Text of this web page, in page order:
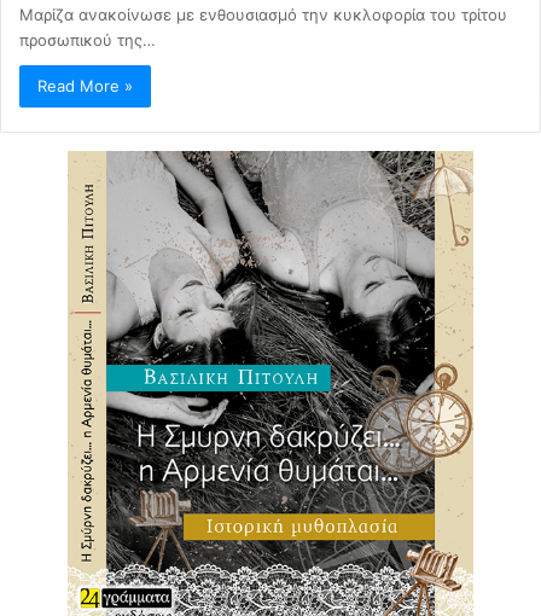
Μαρίζα ανακοίνωσε με ενθουσιασμό την κυκλοφορία του τρίτου
προσωπικού της…
Read More »